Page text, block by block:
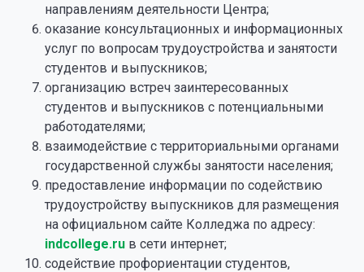
направлениям деятельности Центра;
оказание консультационных и информационных
услуг по вопросам трудоустройства и занятости
студентов и выпускников;
организацию встреч заинтересованных
студентов и выпускников с потенциальными
работодателями;
взаимодействие с территориальными органами
государственной службы занятости населения;
предоставление информации по содействию
трудоустройству выпускников для размещения
на официальном сайте Колледжа по адресу:
indcollege.ru в сети интернет;
содействие профориентации студентов,